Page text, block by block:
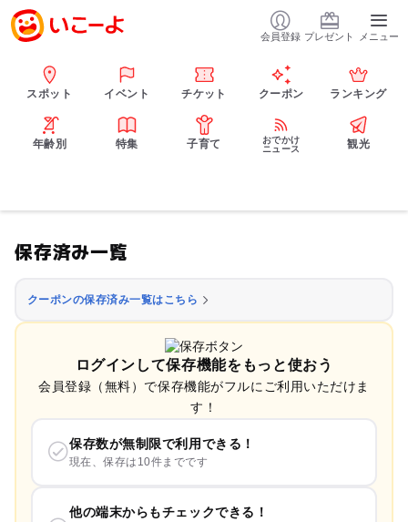
会員登録 プレゼント メニュー
スポット イベント チケット クーポン ランキング
年齢別 特集 子育て
おでかけ
ニュース
観光
保存済み一覧
クーポンの保存済み一覧はこちら
ログインして保存機能をもっと使おう
会員登録（無料）で保存機能がフルにご利用いただけま
す！
保存数が無制限で利用できる！
現在、保存は10件までです
他の端末からもチェックできる！